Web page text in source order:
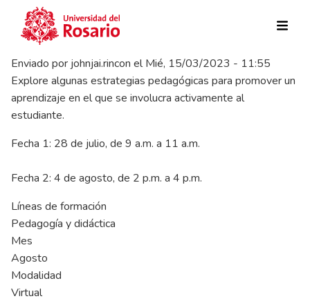
Pasar al contenido principal
Enviado por johnjai.rincon elMié, 15/03/2023 - 11:55
Explore algunas estrategias pedagógicas para promover un
aprendizaje en el que se involucra activamente al
estudiante.
Fecha 1: 28 de julio, de 9 a.m. a 11 a.m.
Fecha 2: 4 de agosto, de 2 p.m. a 4 p.m.
Líneas de formación
Pedagogía y didáctica
Mes
Agosto
Modalidad
Virtual